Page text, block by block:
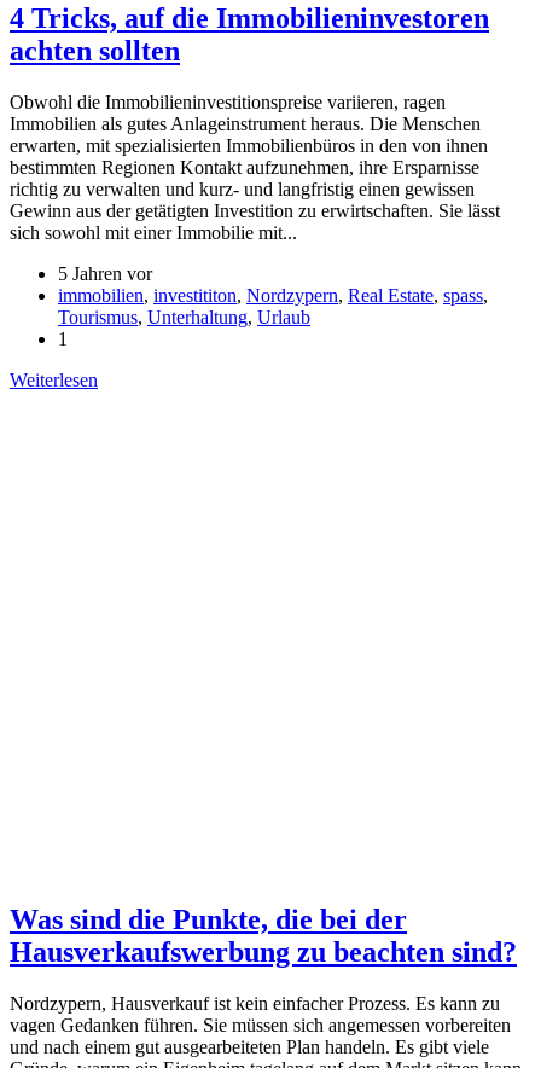
4 Tricks, auf die Immobilieninvestoren
achten sollten
Obwohl die Immobilieninvestitionspreise variieren, ragen
Immobilien als gutes Anlageinstrument heraus. Die Menschen
erwarten, mit spezialisierten Immobilienbüros in den von ihnen
bestimmten Regionen Kontakt aufzunehmen, ihre Ersparnisse
richtig zu verwalten und kurz- und langfristig einen gewissen
Gewinn aus der getätigten Investition zu erwirtschaften. Sie lässt
sich sowohl mit einer Immobilie mit...
5 Jahren vor
immobilien, investititon, Nordzypern, Real Estate, spass,
Tourismus, Unterhaltung, Urlaub
1
Weiterlesen
Was sind die Punkte, die bei der
Hausverkaufswerbung zu beachten sind?
Nordzypern, Hausverkauf ist kein einfacher Prozess. Es kann zu
vagen Gedanken führen. Sie müssen sich angemessen vorbereiten
und nach einem gut ausgearbeiteten Plan handeln. Es gibt viele